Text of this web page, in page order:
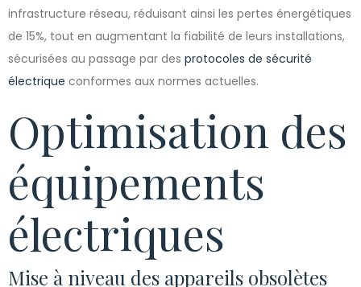
infrastructure réseau, réduisant ainsi les pertes énergétiques
de 15%, tout en augmentant la fiabilité de leurs installations,
sécurisées au passage par des protocoles de sécurité
électrique conformes aux normes actuelles.
Optimisation des
équipements
électriques
Mise à niveau des appareils obsolètes